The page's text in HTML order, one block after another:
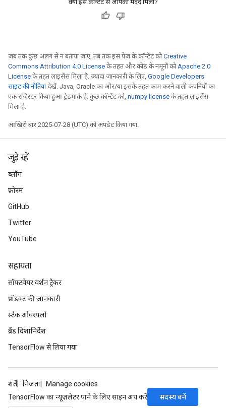
क्या इस कॉन्टेंट से आपको मदद मिली?
जब तक कुछ अलग से न बताया जाए, तब तक इस पेज के कॉन्टेंट कोCreative
Commons Attribution 4.0 License के तहत और कोड के नमूनों कोApache 2.0
License के तहत लाइसेंस मिला है. ज़्यादा जानकारी के लिए, Google Developers
साइट की नीतियांदेखें. Java, Oracle का और/या इसके तहत काम करने वाली कंपनियों का
एक रजिस्टर किया हुआ ट्रेडमार्क है. कुछ कॉन्टेंट को, numpy license के तहत लाइसेंस
मिला है.
आखिरी बार 2025-07-28 (UTC) को अपडेट किया गया.
जुड़े रहें
ब्लॉग
फ़ोरम
GitHub
Twitter
YouTube
सहायता
सॉफ़्टवेयर वर्शन ट्रैकर
प्रॉडक्ट की जानकारी
स्टैक ओवरफ़्लो
ब्रैंड दिशानिर्देश
TensorFlow से लिया गया
शर्तें निजता
Manage cookies
TensorFlow का न्यूज़लेटर पाने के लिए साइन अप करें
सदस्य बनें